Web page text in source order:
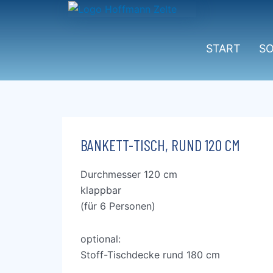
START
BANKETT-TISCH, RUND 120 CM
Durchmesser 120 cm
klappbar
(für 6 Personen)
optional:
Stoff-Tischdecke rund 180 cm